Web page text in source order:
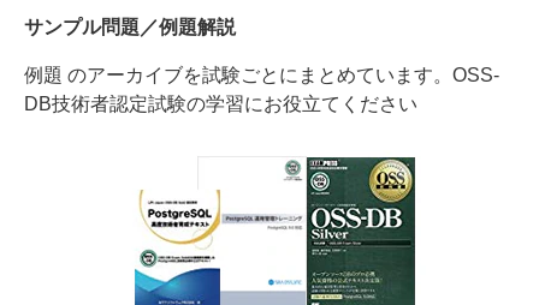
サンプル問題／例題解説
例題 のアーカイブを試験ごとにまとめています。OSS-
DB技術者認定試験の学習にお役立てください